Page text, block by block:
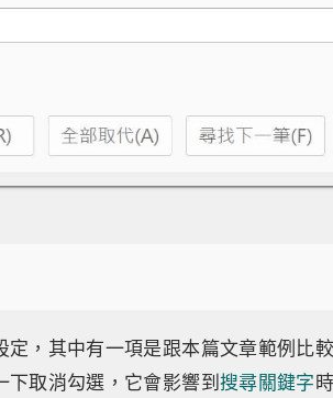
，其中有一項是跟本篇文章範例比
取消勾選，它會影響到 搜尋關鍵字